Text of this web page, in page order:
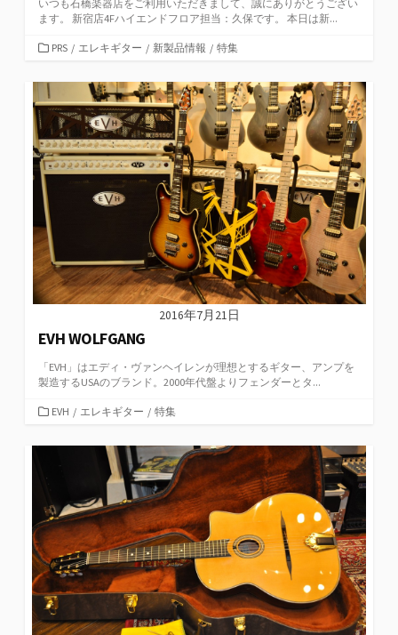
いつも石橋楽器店をご利用いただきまして、誠にありがとうござい
ます。 新宿店4Fハイエンドフロア担当：久保です。 本日は新...
カ
ゴ
リ
ー
PRS / エレキギター / 新製品情報 / 特集
2016年7月21日
EVH WOLFGANG
「EVH」はエディ・ヴァンヘイレンが理想とするギター、アンプを
製造するUSAのブランド。2000年代盤よりフェンダーとタ...
カ
ゴ
EVH / エレキギター / 特集